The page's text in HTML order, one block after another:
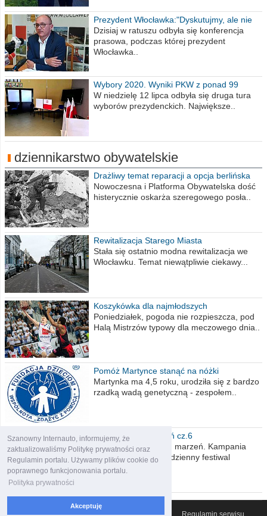
Szanowny Internauto, informujemy, że
zaktualizowaliśmy Politykę prywatności oraz
Regulamin portalu. Używamy plików cookie do
poprawnego funkcjonowania portalu.
Polityka prywatności
Akceptuję
Prezydent Włocławka:"Dyskutujmy, ale nie
obrażajmy się”
Dzisiaj w ratuszu odbyła się konferencja
prasowa, podczas której prezydent
Włocławka..
Wybory 2020. Wyniki PKW z ponad 99
procent obwodów
W niedzielę 12 lipca odbyła się druga tura
wyborów prezydenckich. Największe..
dziennikarstwo obywatelskie
Drażliwy temat reparacji a opcja berlińska
Nowoczesna i Platforma Obywatelska dość
histerycznie oskarża szeregowego posła..
Rewitalizacja Starego Miasta
Stała się ostatnio modna rewitalizacja we
Włocławku. Temat niewątpliwie ciekawy...
Koszykówka dla najmłodszych
Poniedziałek, pogoda nie rozpieszcza, pod
Halą Mistrzów typowy dla meczowego dnia..
Pomóż Martynce stanąć na nóżki
Martynka ma 4,5 roku, urodziła się z bardzo
rzadką wadą genetyczną - zespołem..
Polska moich marzeń cz.6
Nadszedł kres moich marzeń. Kampania
wyborcza czyli niecodzienny festiwal
obietnic,..
© 2007-2026 Włocławski Portal informacyjny Regulamin serwisu